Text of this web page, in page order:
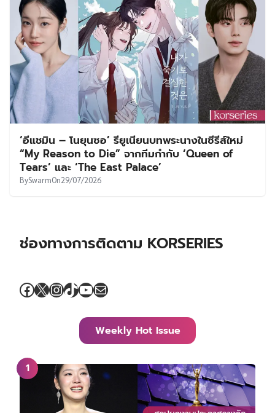
‘อีแชมิน – โนยุนซอ’ รียูเนียนบทพระนางในซีรีส์ใหม่
“My Reason to Die” จากทีมกำกับ ‘Queen of
Tears’ และ ‘The East Palace’
BySwarmOn29/07/2026
ช่องทางการติดตาม KORSERIES
Facebook
X Instagram
TikTok
YouTube
Mail
Weekly Hot Issue